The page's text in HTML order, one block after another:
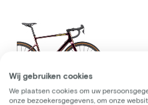
Wij gebruiken cookies
We plaatsen cookies om uw
onze bezoekersgegevens, om onze